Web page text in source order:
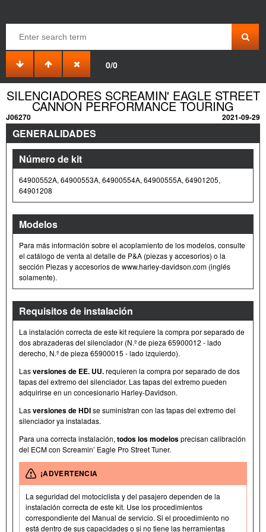
0/0
SILENCIADORES SCREAMIN' EAGLE STREET
CANNON PERFORMANCE TOURING
J06270 2021-09-29
GENERALIDADES
Número de kit
64900552A, 64900553A, 64900554A, 64900555A, 64901205,
64901208
Modelos
Para más información sobre el acoplamiento de los modelos, consulte
el catálogo de venta al detalle de P&A (piezas y accesorios) o la
sección Piezas y accesorios de www.harley-davidson.com (inglés
solamente).
Requisitos de instalación
La instalación correcta de este kit requiere la compra por separado de
dos abrazaderas del silenciador (N.º de pieza 65900012 - lado
derecho, N.º de pieza 65900015 - lado izquierdo).
Lasversiones de EE. UU.requieren la compra por separado de dos
tapas del extremo del silenciador. Las tapas del extremo pueden
adquirirse en un concesionario Harley-Davidson.
Lasversiones de HDIse suministran con las tapas del extremo del
silenciador ya instaladas.
Para una correcta instalación, todos los modelosprecisan calibración
del ECM con Screamin’ Eagle Pro Street Tuner.
¡ADVERTENCIA
La seguridad del motociclista y del pasajero dependen de la
instalación correcta de este kit. Use los procedimientos
correspondiente del Manual de servicio. Si el procedimiento no
está dentro de sus capacidades o si no tiene las herramientas